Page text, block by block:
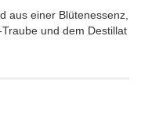
aus einer Blütenessenz,
und dem Destillat